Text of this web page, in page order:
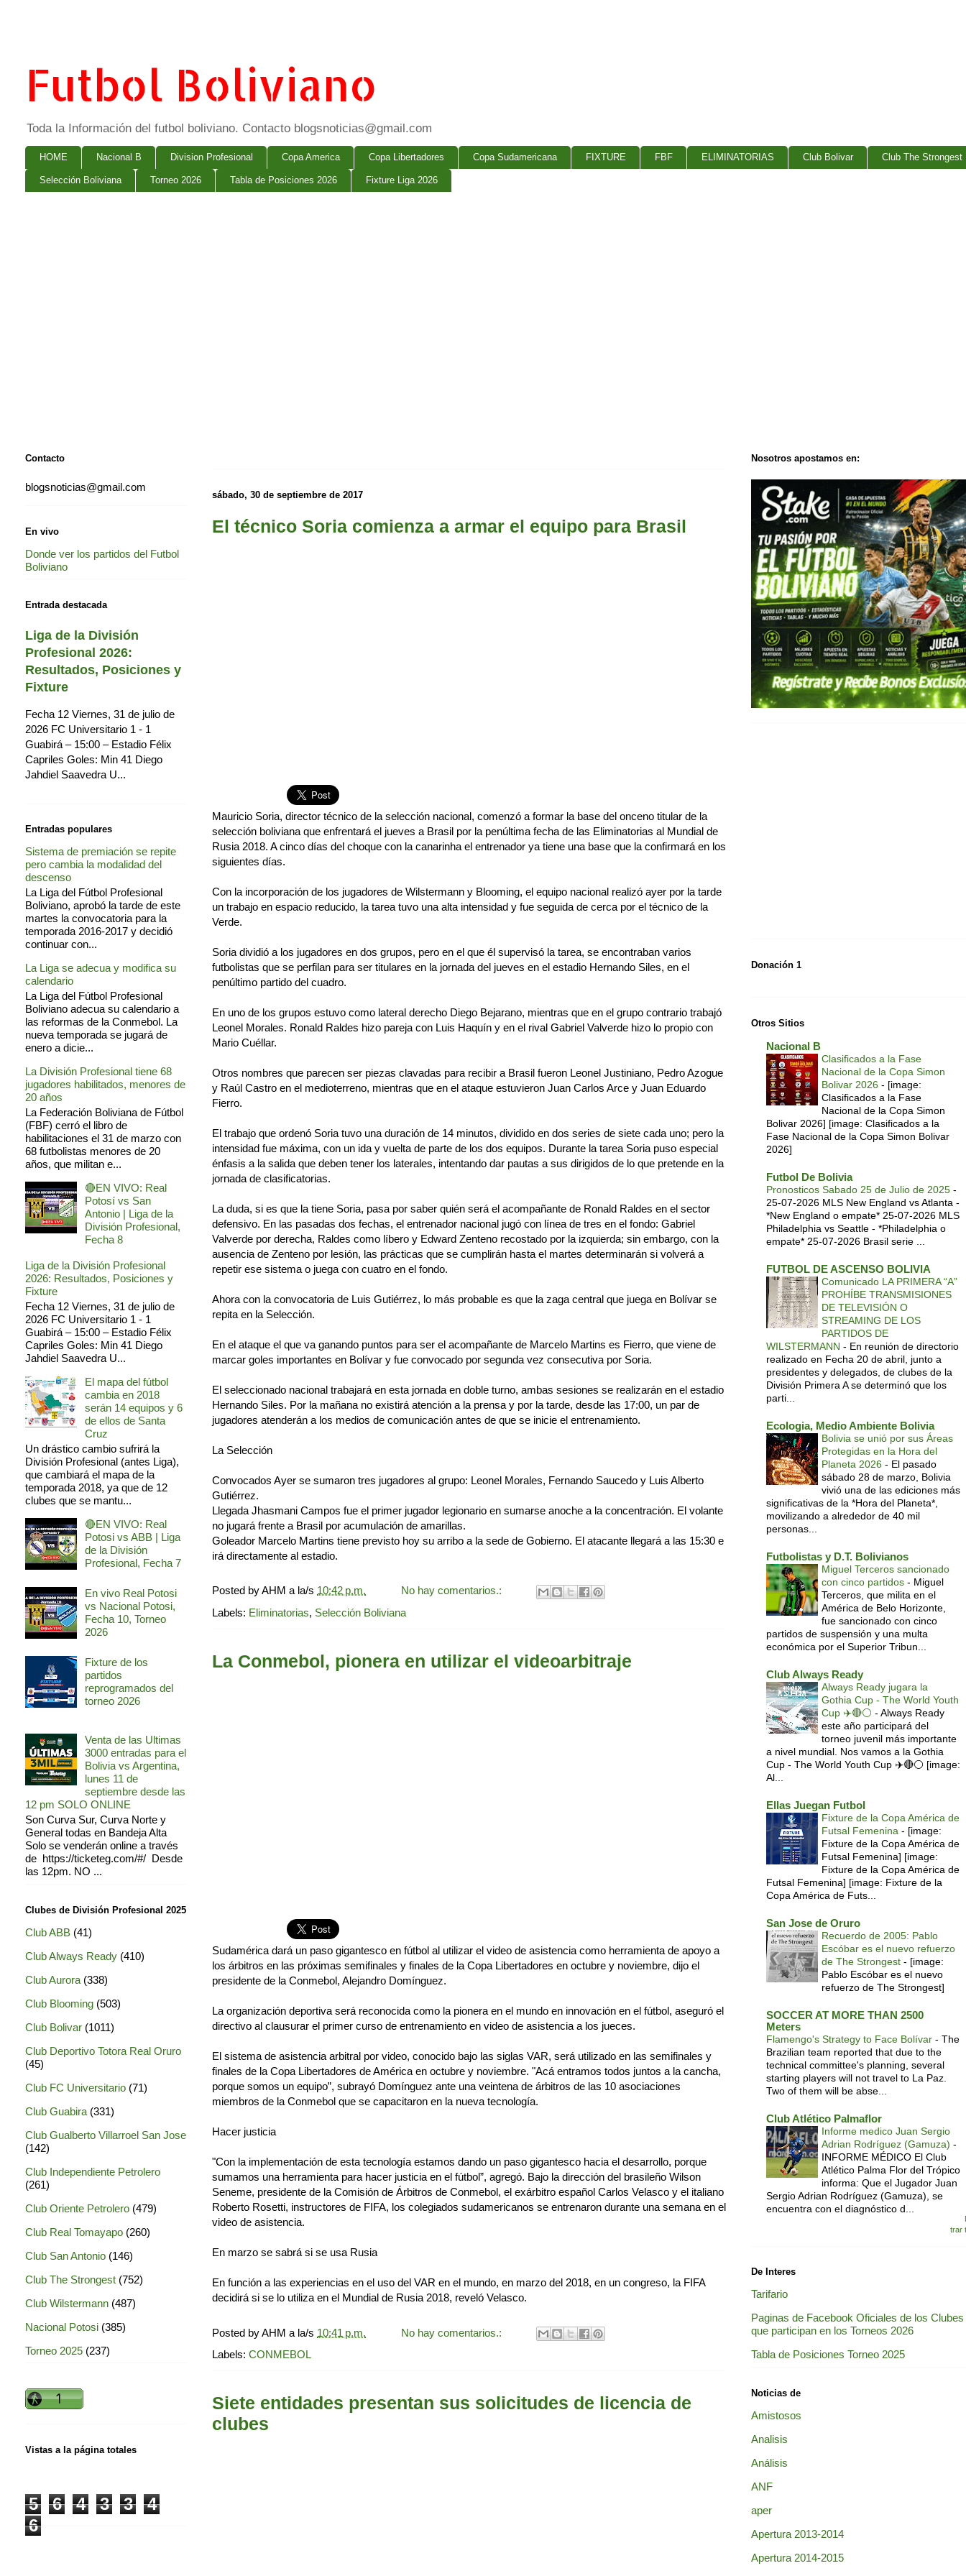
Futbol Boliviano
Toda la Información del futbol boliviano. Contacto blogsnoticias@gmail.com
HOME Nacional B Division Profesional Copa America Copa Libertadores Copa Sudamericana FIXTURE FBF ELIMINATORIAS Club Bolivar Club The Strongest
Selección Boliviana Torneo 2026 Tabla de Posiciones 2026 Fixture Liga 2026
sábado, 30 de septiembre de 2017
El técnico Soria comienza a armar el equipo para Brasil
Mauricio Soria, director técnico de la selección nacional, comenzó a formar la base del onceno titular de la
selección boliviana que enfrentará el jueves a Brasil por la penúltima fecha de las Eliminatorias al Mundial de
Rusia 2018. A cinco días del choque con la canarinha el entrenador ya tiene una base que la confirmará en los
siguientes días.
Con la incorporación de los jugadores de Wilstermann y Blooming, el equipo nacional realizó ayer por la tarde
un trabajo en espacio reducido, la tarea tuvo una alta intensidad y fue seguida de cerca por el técnico de la
Verde.
Soria dividió a los jugadores en dos grupos, pero en el que él supervisó la tarea, se encontraban varios
futbolistas que se perfilan para ser titulares en la jornada del jueves en el estadio Hernando Siles, en el
penúltimo partido del cuadro.
En uno de los grupos estuvo como lateral derecho Diego Bejarano, mientras que en el grupo contrario trabajó
Leonel Morales. Ronald Raldes hizo pareja con Luis Haquín y en el rival Gabriel Valverde hizo lo propio con
Mario Cuéllar.
Otros nombres que parecen ser piezas clavadas para recibir a Brasil fueron Leonel Justiniano, Pedro Azogue
y Raúl Castro en el medioterreno, mientras que en el ataque estuvieron Juan Carlos Arce y Juan Eduardo
Fierro.
El trabajo que ordenó Soria tuvo una duración de 14 minutos, dividido en dos series de siete cada uno; pero la
intensidad fue máxima, con un ida y vuelta de parte de los dos equipos. Durante la tarea Soria puso especial
énfasis a la salida que deben tener los laterales, intentando dar pautas a sus dirigidos de lo que pretende en la
jornada de clasificatorias.
La duda, si es que la tiene Soria, pasa por saber quién será el acompañante de Ronald Raldes en el sector
defensivo. En las pasadas dos fechas, el entrenador nacional jugó con línea de tres en el fondo: Gabriel
Valverde por derecha, Raldes como líbero y Edward Zenteno recostado por la izquierda; sin embargo, con la
ausencia de Zenteno por lesión, las prácticas que se cumplirán hasta el martes determinarán si volverá a
repetir ese sistema o juega con cuatro en el fondo.
Ahora con la convocatoria de Luis Gutiérrez, lo más probable es que la zaga central que juega en Bolívar se
repita en la Selección.
En el ataque el que va ganando puntos para ser el acompañante de Marcelo Martins es Fierro, que viene de
marcar goles importantes en Bolívar y fue convocado por segunda vez consecutiva por Soria.
El seleccionado nacional trabajará en esta jornada en doble turno, ambas sesiones se realizarán en el estadio
Hernando Siles. Por la mañana no existirá atención a la prensa y por la tarde, desde las 17:00, un par de
jugadores atenderán a los medios de comunicación antes de que se inicie el entrenamiento.
La Selección
Convocados Ayer se sumaron tres jugadores al grupo: Leonel Morales, Fernando Saucedo y Luis Alberto
Gutiérrez.
Llegada Jhasmani Campos fue el primer jugador legionario en sumarse anoche a la concentración. El volante
no jugará frente a Brasil por acumulación de amarillas.
Goleador Marcelo Martins tiene previsto hoy su arribo a la sede de Gobierno. El atacante llegará a las 15:30 e
irá directamente al estadio.
Posted byAHM a la/s 10:42 p.m.
No hay comentarios.:
Labels: Eliminatorias, Selección Boliviana
La Conmebol, pionera en utilizar el videoarbitraje
Sudamérica dará un paso gigantesco en fútbol al utilizar el video de asistencia como herramienta de apoyo a
los árbitros en las próximas semifinales y finales de la Copa Libertadores en octubre y noviembre, dijo el
presidente de la Conmebol, Alejandro Domínguez.
La organización deportiva será reconocida como la pionera en el mundo en innovación en el fútbol, aseguró el
directivo al clausurar el primer curso de entrenamiento en video de asistencia a los jueces.
El sistema de asistencia arbitral por video, conocido bajo las siglas VAR, será utilizado en las semifinales y
finales de la Copa Libertadores de América en octubre y noviembre. "Acá entramos todos juntos a la cancha,
porque somos un equipo”, subrayó Domínguez ante una veintena de árbitros de las 10 asociaciones
miembros de la Conmebol que se capacitaron en la nueva tecnología.
Hacer justicia
"Con la implementación de esta tecnología estamos dando un paso gigantesco hacia el desarrollo, porque
sumamos una herramienta para hacer justicia en el fútbol”, agregó. Bajo la dirección del brasileño Wilson
Seneme, presidente de la Comisión de Árbitros de Conmebol, el exárbitro español Carlos Velasco y el italiano
Roberto Rosetti, instructores de FIFA, los colegiados sudamericanos se entrenaron durante una semana en el
video de asistencia.
En marzo se sabrá si se usa Rusia
En función a las experiencias en el uso del VAR en el mundo, en marzo del 2018, en un congreso, la FIFA
decidirá si se lo utiliza en el Mundial de Rusia 2018, reveló Velasco.
Posted byAHM a la/s 10:41 p.m.
No hay comentarios.:
Labels: CONMEBOL
Siete entidades presentan sus solicitudes de licencia de
clubes
Contacto
blogsnoticias@gmail.com
En vivo
Donde ver los partidos del Futbol
Boliviano
Entrada destacada
Liga de la División
Profesional 2026:
Resultados, Posiciones y
Fixture
Fecha 12 Viernes, 31 de julio de
2026 FC Universitario 1 - 1
Guabirá – 15:00 – Estadio Félix
Capriles Goles: Min 41 Diego
Jahdiel Saavedra U...
Entradas populares
Sistema de premiación se repite
pero cambia la modalidad del
descenso
La Liga del Fútbol Profesional
Boliviano, aprobó la tarde de este
martes la convocatoria para la
temporada 2016-2017 y decidió
continuar con...
La Liga se adecua y modifica su
calendario
La Liga del Fútbol Profesional
Boliviano adecua su calendario a
las reformas de la Conmebol. La
nueva temporada se jugará de
enero a dicie...
La División Profesional tiene 68
jugadores habilitados, menores de
20 años
La Federación Boliviana de Fútbol
(FBF) cerró el libro de
habilitaciones el 31 de marzo con
68 futbolistas menores de 20
años, que militan e...
🔴EN VIVO: Real
Potosí vs San
Antonio | Liga de la
División Profesional,
Fecha 8
Liga de la División Profesional
2026: Resultados, Posiciones y
Fixture
Fecha 12 Viernes, 31 de julio de
2026 FC Universitario 1 - 1
Guabirá – 15:00 – Estadio Félix
Capriles Goles: Min 41 Diego
Jahdiel Saavedra U...
El mapa del fútbol
cambia en 2018
serán 14 equipos y 6
de ellos de Santa
Cruz
Un drástico cambio sufrirá la
División Profesional (antes Liga),
que cambiará el mapa de la
temporada 2018, ya que de 12
clubes que se mantu...
🔴EN VIVO: Real
Potosi vs ABB | Liga
de la División
Profesional, Fecha 7
En vivo Real Potosi
vs Nacional Potosi,
Fecha 10, Torneo
2026
Fixture de los
partidos
reprogramados del
torneo 2026
Venta de las Ultimas
3000 entradas para el
Bolivia vs Argentina,
lunes 11 de
septiembre desde las
12 pm SOLO ONLINE
Son Curva Sur, Curva Norte y
General todas en Bandeja Alta
Solo se venderán online a través
de https://ticketeg.com/#/ Desde
las 12pm. NO ...
Clubes de División Profesional 2025
Club ABB (41)
Club Always Ready (410)
Club Aurora (338)
Club Blooming (503)
Club Bolivar (1011)
Club Deportivo Totora Real Oruro
(45)
Club FC Universitario (71)
Club Guabira (331)
Club Gualberto Villarroel San Jose
(142)
Club Independiente Petrolero
(261)
Club Oriente Petrolero (479)
Club Real Tomayapo (260)
Club San Antonio (146)
Club The Strongest (752)
Club Wilstermann (487)
Nacional Potosi (385)
Torneo 2025 (237)
Vistas a la página totales
5 6 4 3 3
4
6
Nosotros apostamos en:
Donación 1
Otros Sitios
Nacional B
Clasificados a la Fase
Nacional de la Copa Simon
Bolivar 2026 - [image:
Clasificados a la Fase
Nacional de la Copa Simon
Bolivar 2026] [image: Clasificados a la
Fase Nacional de la Copa Simon Bolivar
2026]
Futbol De Bolivia
Pronosticos Sabado 25 de Julio de 2025 -
25-07-2026 MLS New England vs Atlanta -
*New England o empate* 25-07-2026 MLS
Philadelphia vs Seattle - *Philadelphia o
empate* 25-07-2026 Brasil serie ...
FUTBOL DE ASCENSO BOLIVIA
Comunicado LA PRIMERA “A”
PROHÍBE TRANSMISIONES
DE TELEVISIÓN O
STREAMING DE LOS
PARTIDOS DE
WILSTERMANN - En reunión de directorio
realizado en Fecha 20 de abril, junto a
presidentes y delegados, de clubes de la
División Primera A se determinó que los
parti...
Ecologia, Medio Ambiente Bolivia
Bolivia se unió por sus Áreas
Protegidas en la Hora del
Planeta 2026 - El pasado
sábado 28 de marzo, Bolivia
vivió una de las ediciones más
significativas de la *Hora del Planeta*,
movilizando a alrededor de 40 mil
personas...
Futbolistas y D.T. Bolivianos
Miguel Terceros sancionado
con cinco partidos - Miguel
Terceros, que milita en el
América de Belo Horizonte,
fue sancionado con cinco
partidos de suspensión y una multa
económica por el Superior Tribun...
Club Always Ready
Always Ready jugara la
Gothia Cup - The World Youth
Cup ✈️🔴⚪️ - Always Ready
este año participará del
torneo juvenil más importante
a nivel mundial. Nos vamos a la Gothia
Cup - The World Youth Cup ✈️🔴⚪️ [image:
Al...
Ellas Juegan Futbol
Fixture de la Copa América de
Futsal Femenina - [image:
Fixture de la Copa América de
Futsal Femenina] [image:
Fixture de la Copa América de
Futsal Femenina] [image: Fixture de la
Copa América de Futs...
San Jose de Oruro
Recuerdo de 2005: Pablo
Escóbar es el nuevo refuerzo
de The Strongest - [image:
Pablo Escóbar es el nuevo
refuerzo de The Strongest]
SOCCER AT MORE THAN 2500
Meters
Flamengo's Strategy to Face Bolívar - The
Brazilian team reported that due to the
technical committee's planning, several
starting players will not travel to La Paz.
Two of them will be abse...
Club Atlético Palmaflor
Informe medico Juan Sergio
Adrian Rodríguez (Gamuza) -
INFORME MÉDICO El Club
Atlético Palma Flor del Trópico
informa: Que el Jugador Juan
Sergio Adrian Rodríguez (Gamuza), se
encuentra con el diagnóstico d...
trar
De Interes
Tarifario
Paginas de Facebook Oficiales de los Clubes
que participan en los Torneos 2026
Tabla de Posiciones Torneo 2025
Noticias de
Amistosos
Analisis
Análisis
ANF
aper
Apertura 2013-2014
Apertura 2014-2015